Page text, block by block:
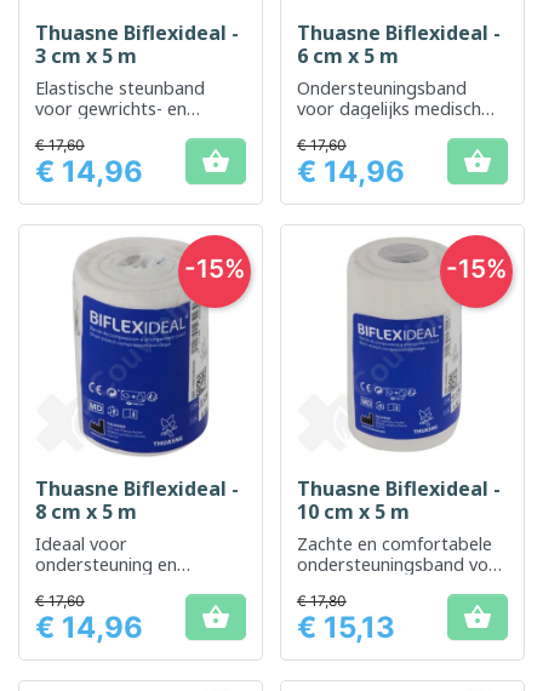
Thuasne Biflexideal -
3 cm x 5 m
Elastische steunband
voor gewrichts- en
Prijs
€ 17,60
€ 14,96 
Thuasne Biflexideal -
6 cm x 5 m
Ondersteuningsband
voor dagelijks medisch
Prijs
€ 17,60
€ 14,96 
Thuasne Biflexideal -
8 cm x 5 m
Ideaal voor
ondersteuning en
verstuikingen
Prijs
€ 17,60
€ 14,96 
-15%
Thuasne Biflexideal -
10 cm x 5 m
Zachte en comfortabele
ondersteuningsband voor
en -bescherming.
Prijs
€ 17,80
€ 15,13 
-15%